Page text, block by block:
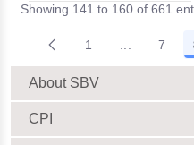
11:00:00
dụng, chi nhánh ngân hàng
lĩnh vực nông nghiệp, nông
thôn (lần 2)
29/08/2025 |
10:00:00
Showing 141 to 160 of 661
1 7
About SBV
CPI